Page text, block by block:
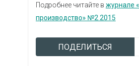
Подробнее читайте в журнале
производство» №2 2015
ПОДЕЛИТЬСЯ